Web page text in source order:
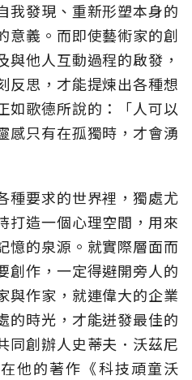
我發現、重新形塑本身的
意義。而即使藝術家的創
他人互動過程的啟發，
反思，才能提煉出各種想
如歌德所說的：「人可以
感只有在孤獨時，才會湧
種要求的世界裡，獨處尤
打造一個心理空間，用來
憶的泉源。就實際層面而
創作，一定得避開旁人的
與作家，就連偉大的企業
的時光，才能迸發最佳的
同創辦人史蒂夫．沃茲尼
他的著作《科技頑童沃